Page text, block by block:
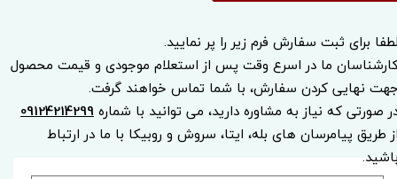
برای ثبت سفارش فرم زیر را پر نمایید.
ما در اسرع وقت پس از استعلام موجودی و قیمت محصول
نهایی کردن سفارش، با شما تماس خواهند گرفت.
صورتی که نیاز به مشاوره دارید، می توانید با شماره09124214299
طریق پیامرسان های بله، ایتا، سروش و روبیکا با ما در ارتباط